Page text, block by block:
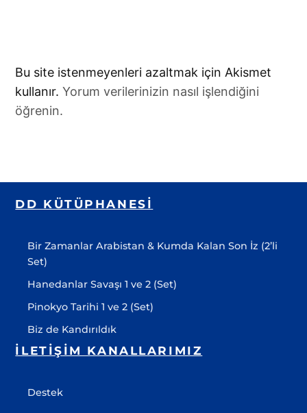
Bu site istenmeyenleri azaltmak için Akismet
kullanır.Yorum verilerinizin nasıl işlendiğini
öğrenin.
DD KÜTÜPHANESI
Bir Zamanlar Arabistan & Kumda Kalan Son İz (2’li
Set)
Hanedanlar Savaşı 1 ve 2 (Set)
Pinokyo Tarihi 1 ve 2 (Set)
Biz de Kandırıldık
İLETIŞIM KANALLARIMIZ
Destek